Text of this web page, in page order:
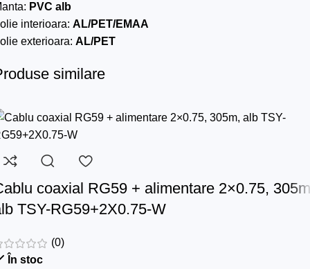
PVC alb
interioara: AL/PET/EMAA
exterioara: AL/PET
similare
coaxial RG59 + alimentare 2×0.75,
TSY-RG59+2X0.75-W
(0)
În stoc